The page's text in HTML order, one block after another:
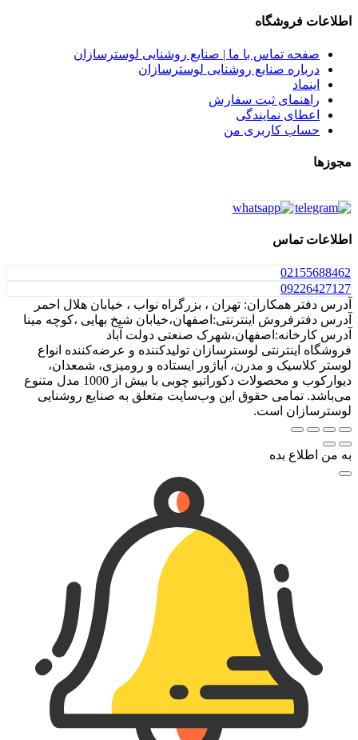
اطلاعات فروشگاه
صفحه تماس با ما | صنایع روشنایی لوسترسازان
درباره صنایع روشنایی لوسترسازان
اینماد
راهنمای ثبت سفارش
اعطای نمایندگی
حساب کاربری من
مجوزها
اطلاعات تماس
021 55688462
09226427127
آدرس دفتر همکاران: تهران ، بزرگراه نواب ، خیابان هلال احمر
آدرس دفترفروش اینترنتی:اصفهان،خیابان شیخ بهایی ،کوچه مینا
آدرس کارخانه:اصفهان،شهرک صنعتی دولت آباد
فروشگاه اینترنتی لوسترسازان تولیدکننده و عرضه‌کننده انواع
لوستر کلاسیک و مدرن، آباژور ایستاده و رومیزی، شمعدان،
دیوارکوب و محصولات دکوراتیو چوبی با بیش از 1000 مدل متنوع
می‌باشد. تمامی حقوق این وب‌سایت متعلق به صنایع روشنایی
لوسترسازان است.
به من اطلاع بده